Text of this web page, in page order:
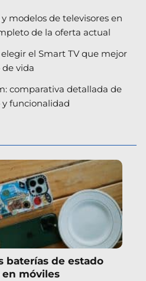
modelos de televisores en
de la oferta actual
el Smart TV que mejor
vida
comparativa detallada de
funcionalidad
baterías de estado
móviles